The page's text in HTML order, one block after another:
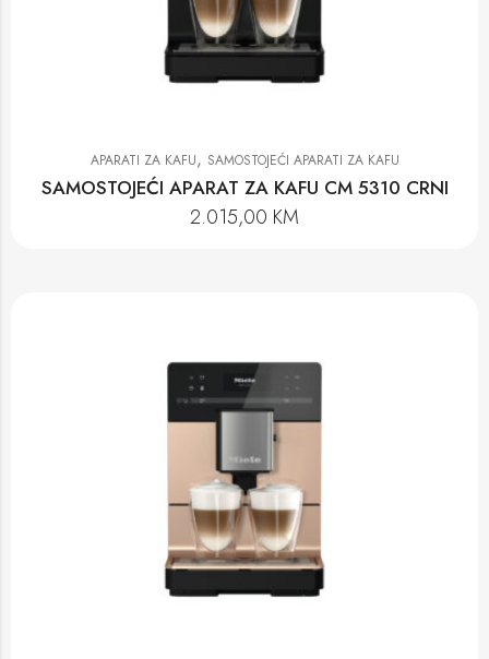
APARATI ZA KAFU, SAMOSTOJEĆI APARATI ZA KAFU
SAMOSTOJEĆI APARAT ZA KAFU CM 5310 CRNI
2.015,00 KM